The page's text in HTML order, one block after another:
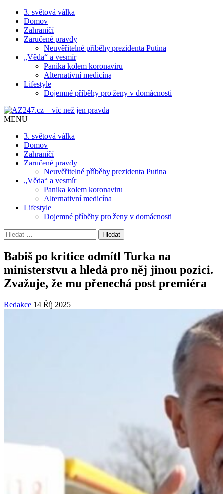
3. světová válka
Domov
Zahraničí
Zaručené pravdy
Neuvěřitelné příběhy prezidenta Putina
„Věda“ a vesmír
Panika kolem koronaviru
Alternativní medicína
Lifestyle
Dojemné příběhy pro ženy v domácnosti
MENU
3. světová válka
Domov
Zahraničí
Zaručené pravdy
Neuvěřitelné příběhy prezidenta Putina
„Věda“ a vesmír
Panika kolem koronaviru
Alternativní medicína
Lifestyle
Dojemné příběhy pro ženy v domácnosti
Vyhledávání
Babiš po kritice odmítl Turka na
ministerstvu a hledá pro něj jinou pozici.
Zvažuje, že mu přenechá post premiéra
Redakce 14 Říj 2025